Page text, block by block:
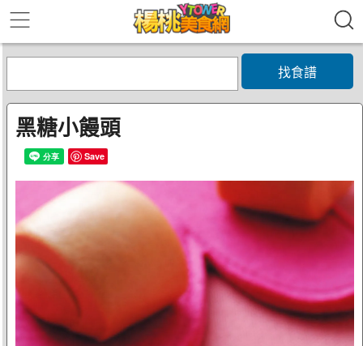
找食譜
黑糖小饅頭
Save